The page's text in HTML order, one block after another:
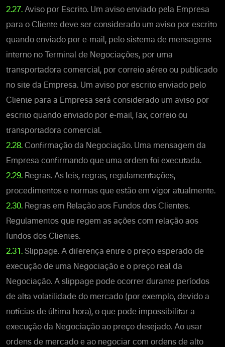
2.27. Aviso por Escrito. Um aviso enviado pela Empresa
para o Cliente deve ser considerado um aviso por escrito
quando enviado por e-mail, pelo sistema de mensagens
interno no Terminal de Negociações, por uma
transportadora comercial, por correio aéreo ou publicado
no site da Empresa. Um aviso por escrito enviado pelo
Cliente para a Empresa será considerado um aviso por
escrito quando enviado por e-mail, fax, correio ou
transportadora comercial.
2.28. Confirmação da Negociação. Uma mensagem da
Empresa confirmando que uma ordem foi executada.
2.29. Regras. As leis, regras, regulamentações,
procedimentos e normas que estão em vigor atualmente.
2.30. Regras em Relação aos Fundos dos Clientes.
Regulamentos que regem as ações com relação aos
fundos dos Clientes.
2.31. Slippage. A diferença entre o preço esperado de
execução de uma Negociação e o preço real da
Negociação. A slippage pode ocorrer durante períodos
de alta volatilidade do mercado (por exemplo, devido a
notícias de última hora), o que pode impossibilitar a
execução da Negociação ao preço desejado. Ao usar
ordens de mercado e ao negociar com ordens de alto